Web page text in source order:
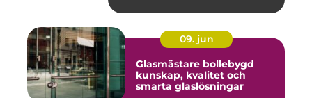
09. jun
Glasmästare bollebygd
kunskap, kvalitet och
smarta glaslösningar